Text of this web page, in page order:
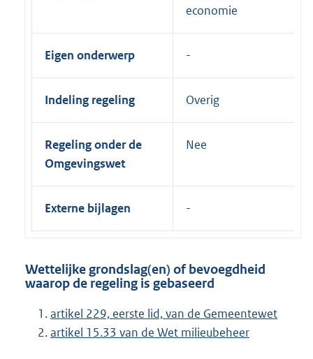
economie
Eigen onderwerp
Indeling regeling Overig
Regeling onder de
Omgevingswet
Nee
Externe bijlagen
Wettelijke grondslag(en) of bevoegdheid
waarop de regeling is gebaseerd
artikel 229, eerste lid, van de Gemeentewet
artikel 15.33 van de Wet milieubeheer